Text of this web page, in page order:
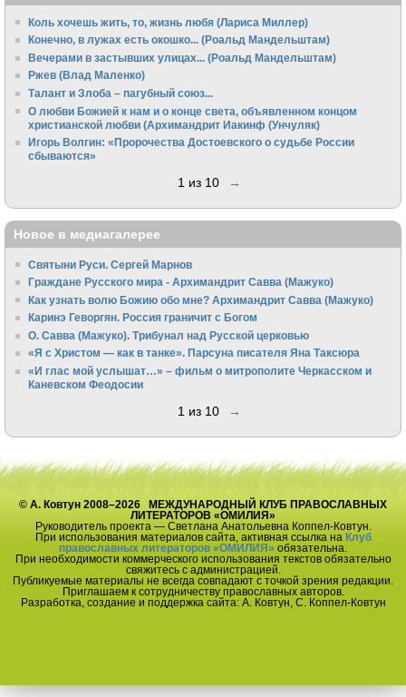
Коль хочешь жить, то, жизнь любя (Лариса Миллер)
Конечно, в лужах есть окошко... (Роальд Мандельштам)
Вечерами в застывших улицах... (Роальд Мандельштам)
Ржев (Влад Маленко)
Талант и Злоба – пагубный союз...
О любви Божией к нам и о конце света, объявленном концом
христианской любви (Архимандрит Иакинф (Унчуляк)
Игорь Волгин: «Пророчества Достоевского о судьбе России
сбываются»
1 из 10 →
Новое в медиагалерее
Святыни Руси. Сергей Марнов
Граждане Русского мира - Архимандрит Савва (Мажуко)
Как узнать волю Божию обо мне? Архимандрит Савва (Мажуко)
Каринэ Геворгян. Россия граничит с Богом
О. Савва (Мажуко). Трибунал над Русской церковью
«Я с Христом — как в танке». Парсуна писателя Яна Таксюра
«И глас мой услышат…» – фильм о митрополите Черкасском и
Каневском Феодосии
1 из 10 →
© А. Ковтун 2008–2026 МЕЖДУНАРОДНЫЙ КЛУБ ПРАВОСЛАВНЫХ
ЛИТЕРАТОРОВ «ОМИЛИЯ»
Руководитель проекта — Светлана Анатольевна Коппел-Ковтун.
При использования материалов сайта, активная ссылка на Клуб
православных литераторов «ОМИЛИЯ» обязательна.
При необходимости коммерческого использования текстов обязательно
свяжитесь с администрацией.
Публикуемые материалы не всегда совпадают с точкой зрения редакции.
Приглашаем к сотрудничеству православных авторов.
Разработка, создание и поддержка сайта: А. Ковтун, С. Коппел-Ковтун